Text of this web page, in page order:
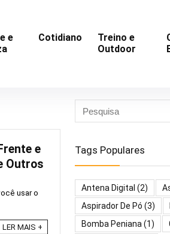
e
Cotidiano
Treino e
Outdoor
e
Outros
usar o
LER MAIS +
Tags Populares
Antena Digital (2)
Aspirador De Pó (3)
Bomba Peniana (1)